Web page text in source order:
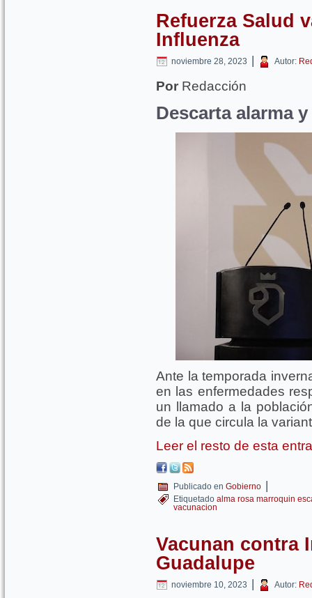
Refuerza Salud
Influenza
noviembre 28, 2023 | Autor:
Por Redacción
Descarta alarma
Ante la temporada
en las enfermedades
un llamado a la
de la que circula la
Leer el resto de esta
Publicado en Gobierno |
Etiquetado alma rosa marroquin
vacunacion
Vacunan contra
Guadalupe
noviembre 10, 2023 | Autor: